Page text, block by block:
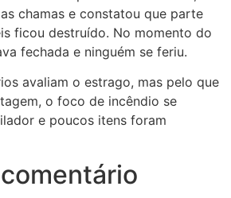
chamas e constatou que parte
ficou destruído. No momento do
fechada e ninguém se feriu.
avaliam o estrago, mas pelo que
o foco de incêndio se
e poucos itens foram